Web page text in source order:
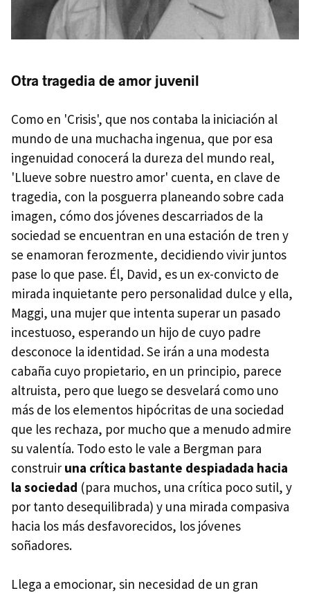
Otra tragedia de amor juvenil
Como en 'Crisis', que nos contaba la iniciación al
mundo de una muchacha ingenua, que por esa
ingenuidad conocerá la dureza del mundo real,
'Llueve sobre nuestro amor' cuenta, en clave de
tragedia, con la posguerra planeando sobre cada
imagen, cómo dos jóvenes descarriados de la
sociedad se encuentran en una estación de tren y
se enamoran ferozmente, decidiendo vivir juntos
pase lo que pase. Él, David, es un ex-convicto de
mirada inquietante pero personalidad dulce y ella,
Maggi, una mujer que intenta superar un pasado
incestuoso, esperando un hijo de cuyo padre
desconoce la identidad. Se irán a una modesta
cabaña cuyo propietario, en un principio, parece
altruista, pero que luego se desvelará como uno
más de los elementos hipócritas de una sociedad
que les rechaza, por mucho que a menudo admire
su valentía. Todo esto le vale a Bergman para
construir una crítica bastante despiadada hacia
la sociedad (para muchos, una crítica poco sutil, y
por tanto desequilibrada) y una mirada compasiva
hacia los más desfavorecidos, los jóvenes
soñadores.
Llega a emocionar, sin necesidad de un gran